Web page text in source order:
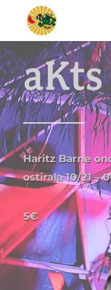
aKts
Haritz Barne
ostirala 10/21 –
5€